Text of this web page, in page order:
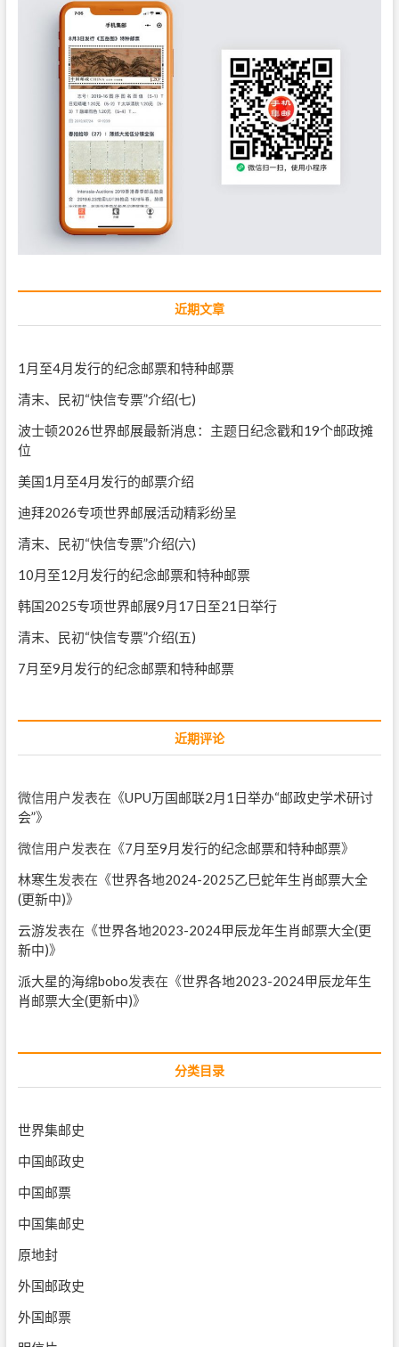
近期文章
1月至4月发行的纪念邮票和特种邮票
清末、民初“快信专票”介绍(七)
波士顿2026世界邮展最新消息：主题日纪念戳和19个邮政摊
位
美国1月至4月发行的邮票介绍
迪拜2026专项世界邮展活动精彩纷呈
清末、民初“快信专票”介绍(六)
10月至12月发行的纪念邮票和特种邮票
韩国2025专项世界邮展9月17日至21日举行
清末、民初“快信专票”介绍(五)
7月至9月发行的纪念邮票和特种邮票
近期评论
微信用户发表在《UPU万国邮联2月1日举办“邮政史学术研讨
会”》
微信用户发表在《7月至9月发行的纪念邮票和特种邮票》
林寒生发表在《世界各地2024-2025乙巳蛇年生肖邮票大全
(更新中)》
云游发表在《世界各地2023-2024甲辰龙年生肖邮票大全(更
新中)》
派大星的海绵bobo发表在《世界各地2023-2024甲辰龙年生
肖邮票大全(更新中)》
分类目录
世界集邮史
中国邮政史
中国邮票
中国集邮史
原地封
外国邮政史
外国邮票